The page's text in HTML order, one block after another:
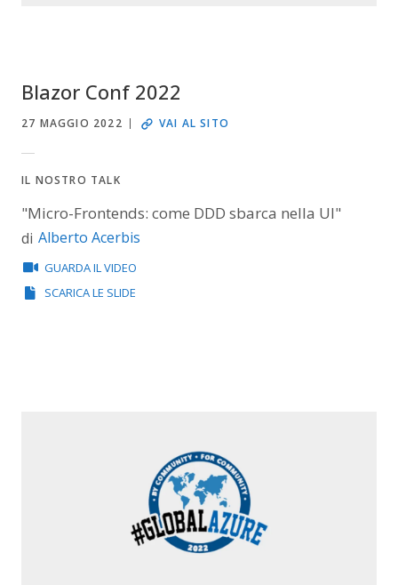
Blazor Conf 2022
27 MAGGIO 2022 VAI AL SITO
IL NOSTRO TALK
"Micro-Frontends: come DDD sbarca nella UI"
di Alberto Acerbis
GUARDA IL VIDEO
SCARICA LE SLIDE